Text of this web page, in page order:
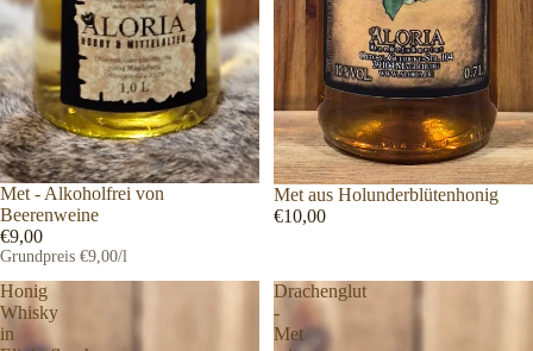
Met - Alkoholfrei von
Beerenweine
€9,00
Grundpreis €9,00/l
Met aus Holunderblütenhonig
€10,00
Honig
Whisky
in
Drachenglut
-
Met